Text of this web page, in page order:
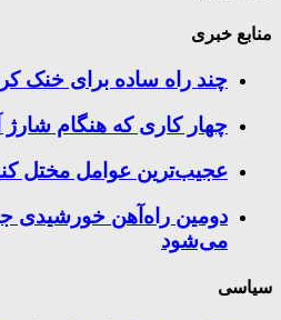
منابع خبری
چند راه‌ ساده برای خنک
چهار کاری که هنگام شارژ
عجیب‌ترین عوامل مختل
دومین راه‌آهن خورشیدی
می‌شود
سیاسی